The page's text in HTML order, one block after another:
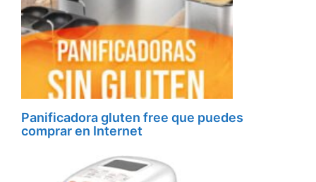
Panificadora gluten free que puedes
comprar en Internet